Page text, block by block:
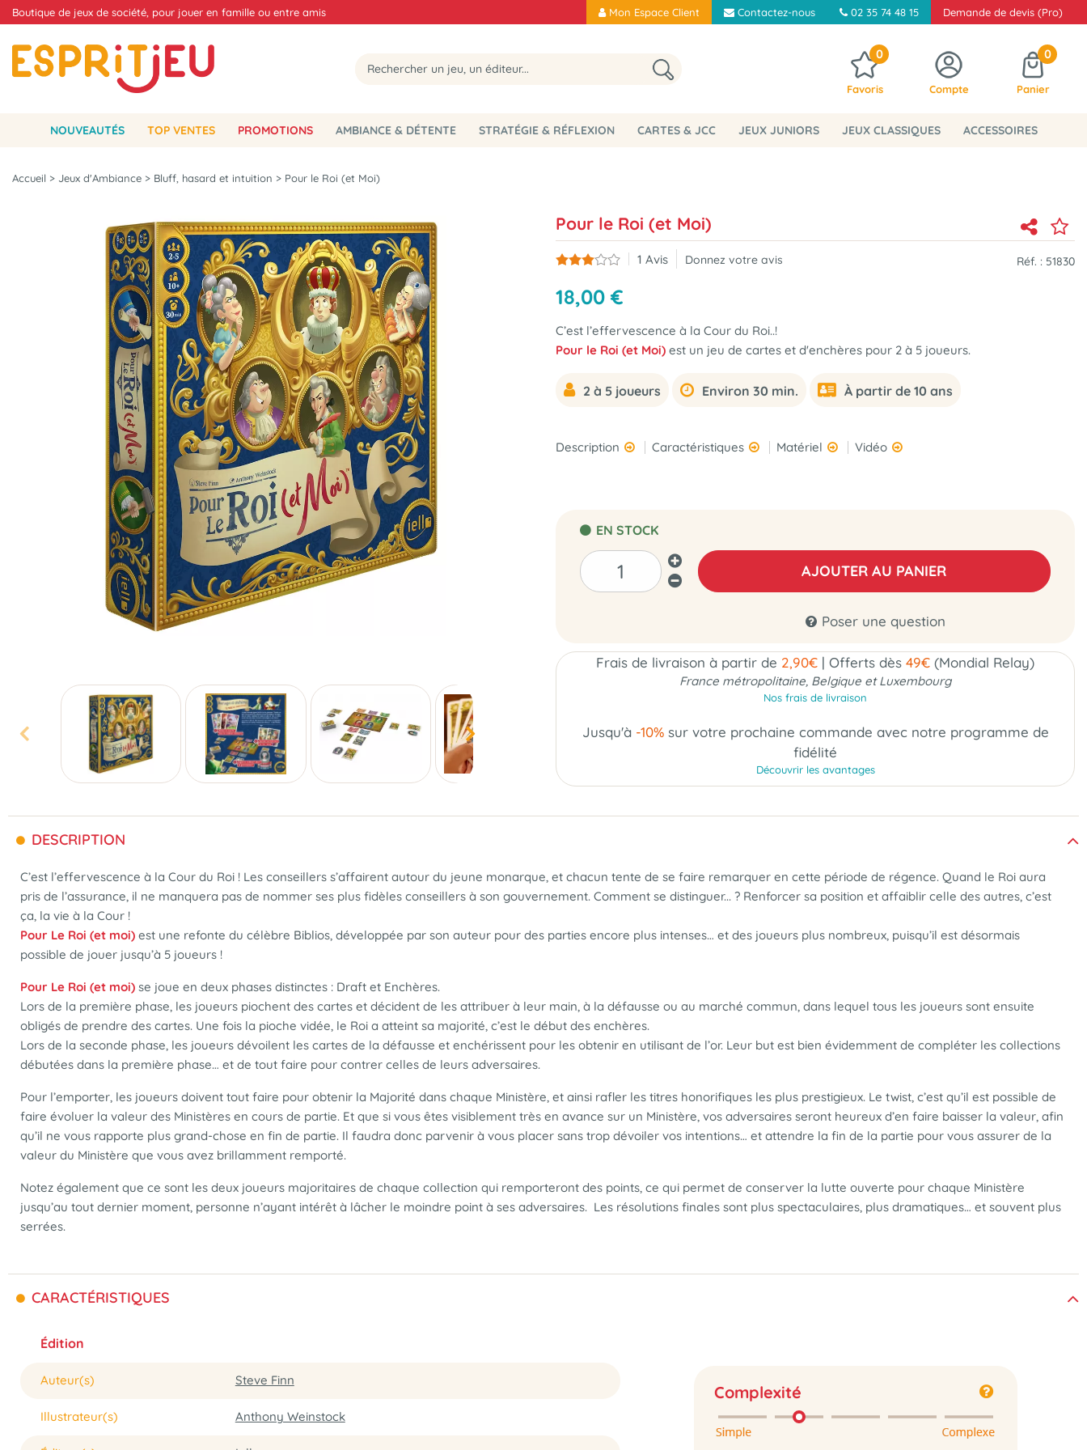
Boutique de jeux de société, pour jouer en famille ou entre amis Mon Espace Client Contactez-nous 02 35 74 48 15 Demande de devis (Pro)
0
Favoris Compte
0
Panier
NOUVEAUTÉS TOP VENTES PROMOTIONS AMBIANCE & DÉTENTE STRATÉGIE & RÉFLEXION CARTES & JCC JEUX JUNIORS JEUX CLASSIQUES ACCESSOIRES
Accueil > Jeux d'Ambiance > Bluff, hasard et intuition > Pour le Roi (et Moi)
Pour le Roi (et Moi)
1 Avis Donnez votre avis Réf. : 51830
18,00 €
C’est l’effervescence à la Cour du Roi..!
Pour le Roi (et Moi) est un jeu de cartes et d'enchères pour 2 à 5 joueurs.
2 à 5 joueurs Environ 30 min. À partir de 10 ans
Description Caractéristiques Matériel Vidéo
EN STOCK
AJOUTER AU PANIER
Poser une question
Frais de livraison à partir de 2,90€ | Offerts dès 49€ (Mondial Relay)
France métropolitaine, Belgique et Luxembourg
Nos frais de livraison
Jusqu'à -10%sur votre prochaine commande avec notre programme de
fidélité
Découvrir les avantages
DESCRIPTION
C’est l’effervescence à la Cour du Roi ! Les conseillers s’affairent autour du jeune monarque, et chacun tente de se faire remarquer en cette période de régence. Quand le Roi aura
pris de l’assurance, il ne manquera pas de nommer ses plus fidèles conseillers à son gouvernement. Comment se distinguer... ? Renforcer sa position et affaiblir celle des autres, c’est
ça, la vie à la Cour !
Pour Le Roi (et moi) est une refonte du célèbre Biblios, développée par son auteur pour des parties encore plus intenses… et des joueurs plus nombreux, puisqu’il est désormais
possible de jouer jusqu’à 5 joueurs !
Pour Le Roi (et moi) se joue en deux phases distinctes : Draft et Enchères.
Lors de la première phase, les joueurs piochent des cartes et décident de les attribuer à leur main, à la défausse ou au marché commun, dans lequel tous les joueurs sont ensuite
obligés de prendre des cartes. Une fois la pioche vidée, le Roi a atteint sa majorité, c’est le début des enchères.
Lors de la seconde phase, les joueurs dévoilent les cartes de la défausse et enchérissent pour les obtenir en utilisant de l’or. Leur but est bien évidemment de compléter les collections
débutées dans la première phase… et de tout faire pour contrer celles de leurs adversaires.
Pour l’emporter, les joueurs doivent tout faire pour obtenir la Majorité dans chaque Ministère, et ainsi rafler les titres honorifiques les plus prestigieux. Le twist, c’est qu’il est possible de
faire évoluer la valeur des Ministères en cours de partie. Et que si vous êtes visiblement très en avance sur un Ministère, vos adversaires seront heureux d’en faire baisser la valeur, afin
qu’il ne vous rapporte plus grand-chose en fin de partie. Il faudra donc parvenir à vous placer sans trop dévoiler vos intentions… et attendre la fin de la partie pour vous assurer de la
valeur du Ministère que vous avez brillamment remporté.
Notez également que ce sont les deux joueurs majoritaires de chaque collection qui remporteront des points, ce qui permet de conserver la lutte ouverte pour chaque Ministère
jusqu’au tout dernier moment, personne n’ayant intérêt à lâcher le moindre point à ses adversaires. Les résolutions finales sont plus spectaculaires, plus dramatiques… et souvent plus
serrées.
CARACTÉRISTIQUES
Édition
Auteur(s) Steve Finn
Illustrateur(s) Anthony Weinstock
Complexité